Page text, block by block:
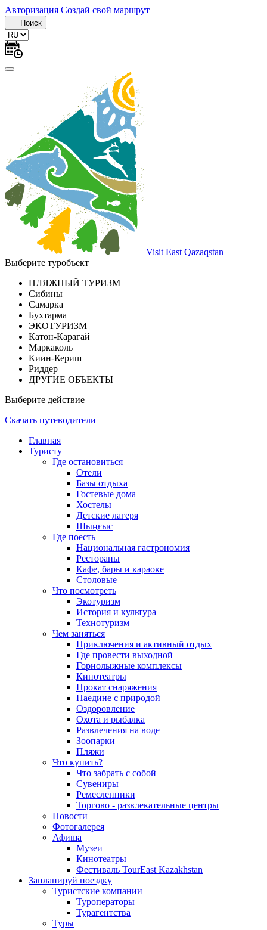
Авторизация Создай свой маршрут
Поиск
Visit East Qazaqstan
Выберите туробъект
ПЛЯЖНЫЙ ТУРИЗМ
Сибины
Самарка
Бухтарма
ЭКОТУРИЗМ
Катон-Карагай
Маркаколь
Киин-Кериш
Риддер
ДРУГИЕ ОБЪЕКТЫ
Выберите действие
Скачать путеводители
Главная
Туристу
Где остановиться
Отели
Базы отдыха
Гостевые дома
Хостелы
Детские лагеря
Шыңғыс
Где поесть
Национальная гастрономия
Рестораны
Кафе, бары и караоке
Столовые
Что посмотреть
Экотуризм
История и культура
Технотуризм
Чем заняться
Приключения и активный отдых
Где провести выходной
Горнолыжные комплексы
Кинотеатры
Прокат снаряжения
Наедине с природой
Оздоровление
Охота и рыбалка
Развлечения на воде
Зоопарки
Пляжи
Что купить?
Что забрать с собой
Сувениры
Ремесленники
Торгово - развлекательные центры
Новости
Фотогалерея
Афиша
Музеи
Кинотеатры
Фестиваль TourEast Kazakhstan
Запланируй поездку
Туристские компании
Туроператоры
Турагентства
Туры